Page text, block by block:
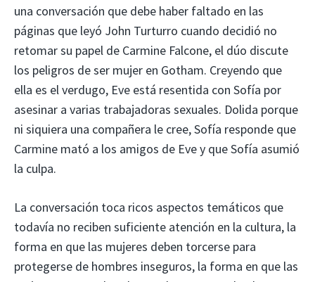
una conversación que debe haber faltado en las
páginas que leyó John Turturro cuando decidió no
retomar su papel de Carmine Falcone, el dúo discute
los peligros de ser mujer en Gotham. Creyendo que
ella es el verdugo, Eve está resentida con Sofía por
asesinar a varias trabajadoras sexuales. Dolida porque
ni siquiera una compañera le cree, Sofía responde que
Carmine mató a los amigos de Eve y que Sofía asumió
la culpa.
La conversación toca ricos aspectos temáticos que
todavía no reciben suficiente atención en la cultura, la
forma en que las mujeres deben torcerse para
protegerse de hombres inseguros, la forma en que las